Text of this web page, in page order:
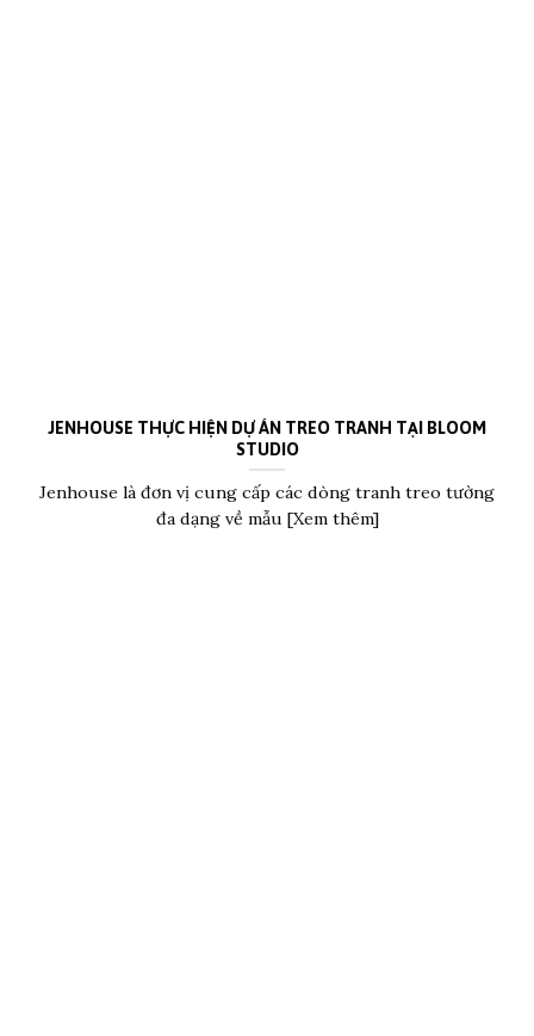
JENHOUSE THỰC HIỆN DỰ ÁN TREO TRANH TẠI BLOOM
STUDIO
Jenhouse là đơn vị cung cấp các dòng tranh treo tường
đa dạng về mẫu [Xem thêm]